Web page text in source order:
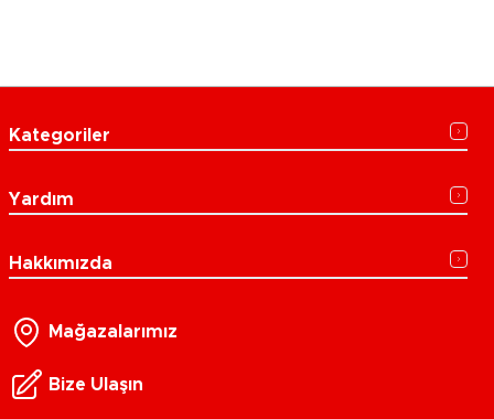
Kategoriler
Yardım
Hakkımızda
Mağazalarımız
Bize Ulaşın